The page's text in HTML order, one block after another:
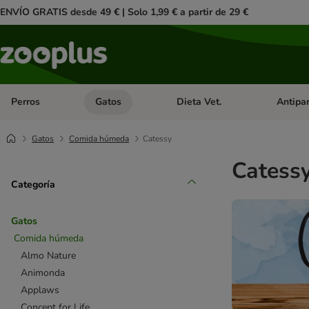
ENVÍO GRATIS desde 49 € | Solo 1,99 € a partir de 29 €
Perros Menú de categoria abierto: Perros
Gatos Menú de categoria abierto: Gatos
Dieta Vet. Menú
Gatos Comida húmeda Catessy
Categoría
Gatos
Comida húmeda
Almo Nature
Animonda
Applaws